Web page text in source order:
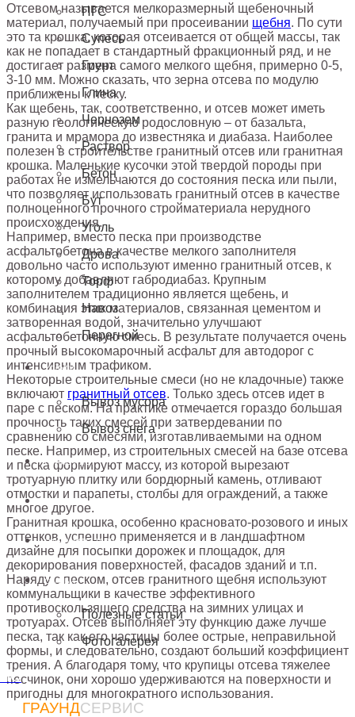
ПГС
Супесь
Грунт
Глина
Чернозем
Раствор
Бетон
Бут
Уголь
Дрова
Торф
Навоз
Перегной
УСЛУГИ
Вывоз мусора
Вывоз снега
ПРАЙС-ЛИСТ
ОФОРМИТЬ ЗАЯВКУ
СТАТЬИ
Полезные статьи
Фотогалерея
Отсевом называется мелкоразмерный щебеночный
материал, получаемый при просеивании щебня. По сути
это та крошка, которая отсеивается от общей массы, так
как не попадает в стандартный фракционный ряд, и не
достигает размера самого мелкого щебня, примерно 0-5,
3-10 мм. Можно сказать, что зерна отсева по модулю
приближены к песку.
Как щебень, так, соответственно, и отсев может иметь
разную геологическую родословную – от базальта,
гранита и мрамора до известняка и диабаза. Наиболее
полезен в строительстве гранитный отсев или гранитная
крошка. Маленькие кусочки этой твердой породы при
работах не измельчаются до состояния песка или пыли,
что позволяет использовать гранитный отсев в качестве
полноценного прочного стройматериала нерудного
происхождения.
Например, вместо песка при производстве
асфальтобетона в качестве мелкого заполнителя
довольно часто используют именно гранитный отсев, к
которому добавляют габродиабаз. Крупным
заполнителем традиционно является щебень, и
комбинация этих материалов, связанная цементом и
затворенная водой, значительно улучшают
асфальтобетонную смесь. В результате получается очень
прочный высокомарочный асфальт для автодорог с
интенсивным трафиком.
Некоторые строительные смеси (но не кладочные) также
включают гранитный отсев. Только здесь отсев идет в
паре с песком. На практике отмечается гораздо большая
прочность таких смесей при затвердевании по
сравнению со смесями, изготавливаемыми на одном
песке. Например, из строительных смесей на базе отсева
и песка формируют массу, из которой вырезают
тротуарную плитку или бордюрный камень, отливают
отмостки и парапеты, столбы для ограждений, а также
многое другое.
Гранитная крошка, особенно красновато-розового и иных
оттенков, успешно применяется и в ландшафтном
дизайне для посыпки дорожек и площадок, для
декорирования поверхностей, фасадов зданий и т.п.
Наряду с песком, отсев гранитного щебня используют
коммунальщики в качестве эффективного
противоскользящего средства на зимних улицах и
тротуарах. Отсев выполняет эту функцию даже лучше
песка, так как его частицы более острые, неправильной
формы, и следовательно, создают больший коэффициент
трения. А благодаря тому, что крупицы отсева тяжелее
песчинок, они хорошо удерживаются на поверхности и
пригодны для многократного использования.
ГРАУНДСЕРВИС